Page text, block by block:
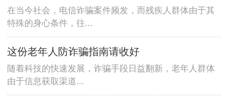
在当今社会，电信诈骗案件频发，而残疾人群体由于其
特殊的身心条件，往...
这份老年人防诈骗指南请收好
随着科技的快速发展，诈骗手段日益翻新，老年人群体
由于信息获取渠道...